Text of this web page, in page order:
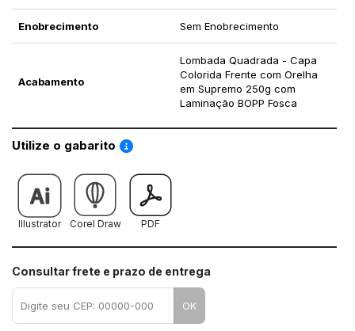
Enobrecimento Sem Enobrecimento
Acabamento
Lombada Quadrada - Capa
Colorida Frente com Orelha
em Supremo 250g com
Laminação BOPP Fosca
Utilize o gabarito Saiba como utilizar os nossos gabaritos
Illustrator Corel Draw PDF
Consultar frete e prazo de entrega
OK